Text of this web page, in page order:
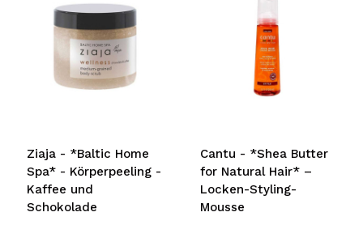
Ziaja - *Baltic Home
Spa* - Körperpeeling -
Kaffee und
Schokolade
Cantu - *Shea Butter
for Natural Hair* –
Locken-Styling-
Mousse